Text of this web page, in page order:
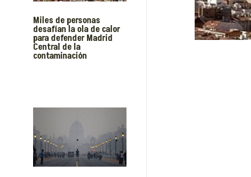
Miles de personas
desafían la ola de calor
para defender Madrid
Central de la
contaminación